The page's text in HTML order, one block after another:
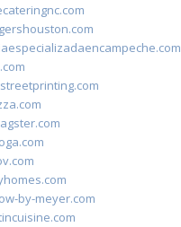
by-meyer.com